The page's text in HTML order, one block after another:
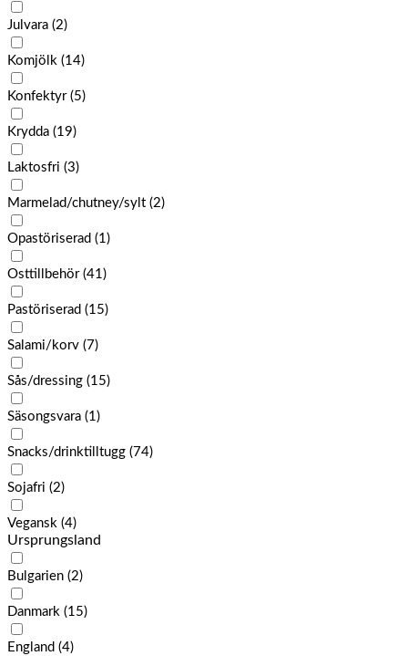
Julvara (2)
Komjölk (14)
Konfektyr (5)
Krydda (19)
Laktosfri (3)
Marmelad/chutney/sylt (2)
Opastöriserad (1)
Osttillbehör (41)
Pastöriserad (15)
Salami/korv (7)
Sås/dressing (15)
Säsongsvara (1)
Snacks/drinktilltugg (74)
Sojafri (2)
Vegansk (4)
Ursprungsland
Bulgarien (2)
Danmark (15)
England (4)